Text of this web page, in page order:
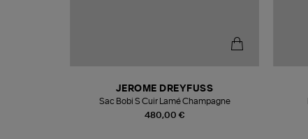
480,00 €
JEROME DREYFUSS
Sac Bobi S Cuir Lamé Champagne